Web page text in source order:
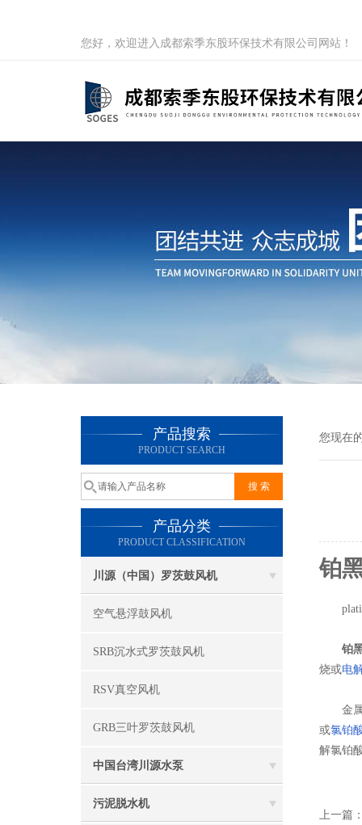
您好，欢迎进入成都索季东股环保技术有限公司网站！
产品搜索
PRODUCT SEARCH
产品分类
PRODUCT CLASSIFICATION
川源（中国）罗茨鼓风机
空气悬浮鼓风机
SRB沉水式罗茨鼓风机
RSV真空风机
GRB三叶罗茨鼓风机
中国台湾川源水泵
污泥脱水机
您现在
铂
铂
烧或电
金
或氯铂
解氯铂
上一篇